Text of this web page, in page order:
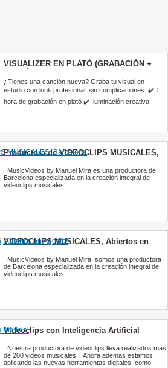
VISUALIZER EN PLATÓ (GRABACIÓN +
¿Tienes una canción nueva? Graba tu visual en
estudio con look profesional, sin complicaciones: ✔️ 1
hora de grabación en plató ✔️ Iluminación creativa
Productora de VIDEOCLIPS MUSICALES,
MusicVideos by Manuel Mira es una productora de
Barcelona especializada en la creación integral de
videoclips musicales.
VIDEOCLIPS MUSICALES, Abiertos en
MusicVideos by Manuel Mira, somos una productora
de Barcelona especializada en la creación integral de
videoclips musicales.
Videoclips con Inteligencia Artificial
Nuestra productora de videoclips lleva realizados más
de 200 videos musicales. Ahora ademas estamos
aplicando las nuevas herramientas digitales, como: